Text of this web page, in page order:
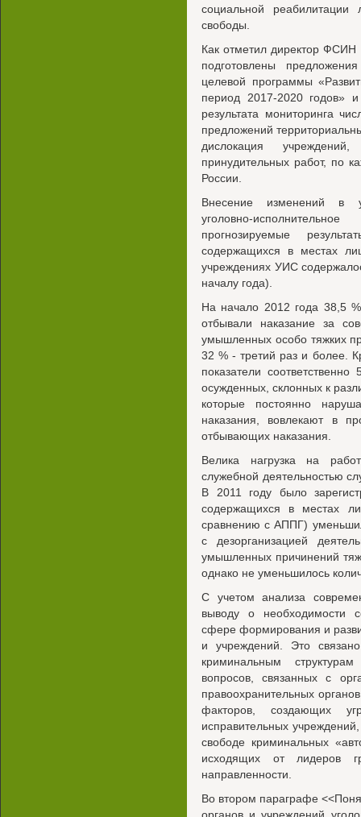
социальной
свободы.
Как отметил директор ФСИН
подготовлены
целевой программы
период 2017-2020 годов»
результата мониторинга
предложений
дислокация
принудительных работ, по
России.
Внесение изменений в
уголовно-
прогнозируемые
содержащихся в местах
учреждениях УИС
началу года).
На начало 2012 года 38,5
отбывали наказание за
умышленных особо тяжких
32 % - третий раз и более.
показатели
осужденных, склонных к
которые постоянно
наказания, вовлекают в
отбывающих наказания.
Велика нагрузка на
служебной деятельностью
В 2011 году было
содержащихся в местах
сравнению с АППГ)
с дезорганизацией
умышленных причинений
однако не уменьшилось
С учетом анализа
выводу о необходимости
сфере формирования и
и учреждений. Это
криминальным
вопросов, связанных с
правоохранительных
факторов, создающих
исправительных
свободе криминальных
исходящих от лидеров
направленности.
Во втором параграфе